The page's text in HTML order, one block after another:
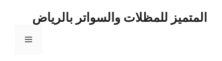
المتميز للمظلات والسواتر بالرياض
القائمة